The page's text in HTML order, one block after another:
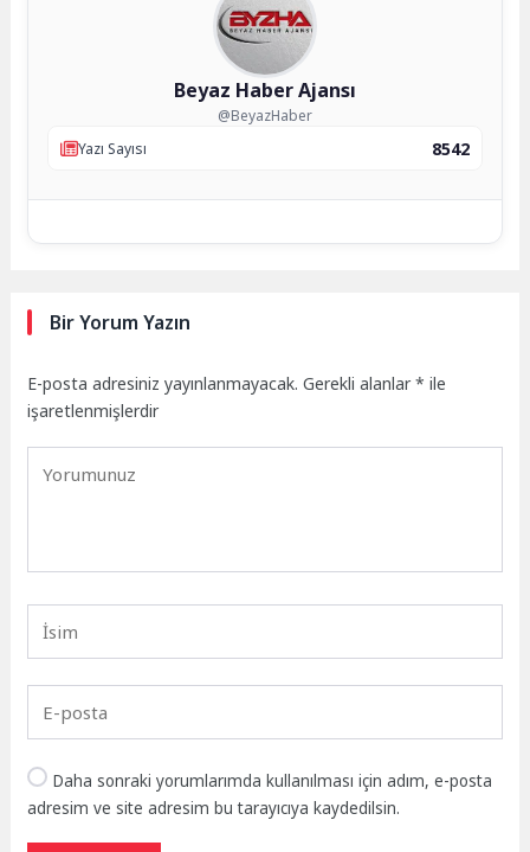
Beyaz Haber Ajansı
@BeyazHaber
Yazı Sayısı
8542
Bir Yorum Yazın
E-posta adresiniz yayınlanmayacak. Gerekli alanlar* ile
işaretlenmişlerdir
Daha sonraki yorumlarımda kullanılması için adım, e-posta
adresim ve site adresim bu tarayıcıya kaydedilsin.